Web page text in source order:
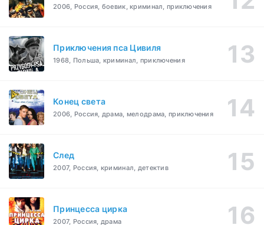
2006, Россия, боевик, криминал, приключения
Приключения пса Цивиля
1968, Польша, криминал, приключения
Конец света
2006, Россия, драма, мелодрама, приключения
След
2007, Россия, криминал, детектив
Принцесса цирка
2007, Россия, драма